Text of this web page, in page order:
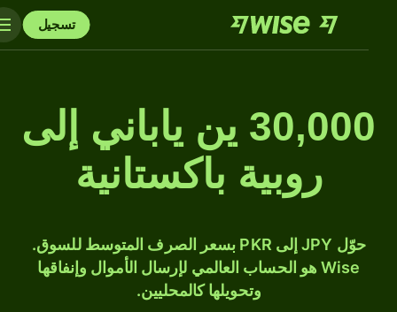
تسجيل
30,000 ين ياباني إلى
روبية باكستانية
حوّل JPY إلى PKR بسعر الصرف المتوسط للسوق.
Wise هو الحساب العالمي لإرسال الأموال وإنفاقها
وتحويلها كالمحليين.